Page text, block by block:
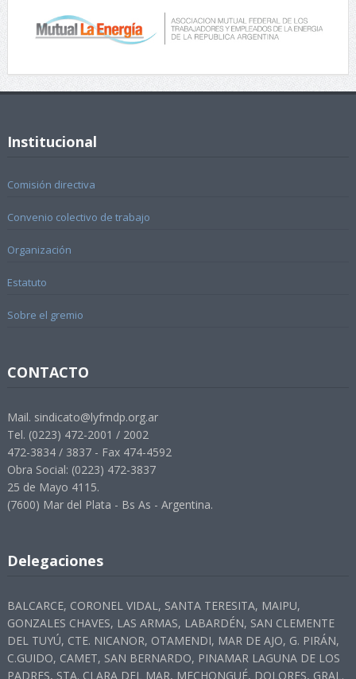
Institucional
Comisión directiva
Convenio colectivo de trabajo
Organización
Estatuto
Sobre el gremio
CONTACTO
Mail. sindicato@lyfmdp.org.ar
Tel. (0223) 472-2001 / 2002
472-3834 / 3837 - Fax 474-4592
Obra Social: (0223) 472-3837
25 de Mayo 4115.
(7600) Mar del Plata - Bs As - Argentina.
Delegaciones
BALCARCE, CORONEL VIDAL, SANTA TERESITA, MAIPU,
GONZALES CHAVES, LAS ARMAS, LABARDÉN, SAN CLEMENTE
DEL TUYÚ, CTE. NICANOR, OTAMENDI, MAR DE AJO, G. PIRÁN,
C.GUIDO, CAMET, SAN BERNARDO, PINAMAR LAGUNA DE LOS
PADRES, STA. CLARA DEL MAR, MECHONGUÉ, DOLORES, GRAL.